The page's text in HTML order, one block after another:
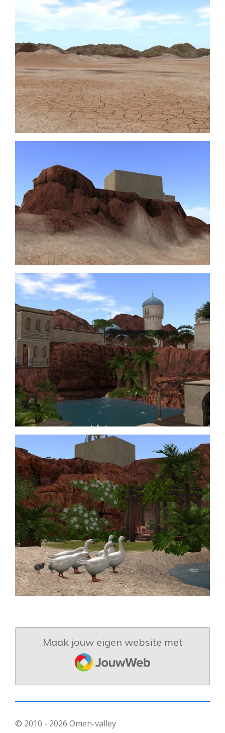
Maak jouw eigen website met
JouwWeb
© 2010 - 2026 Omen-valley